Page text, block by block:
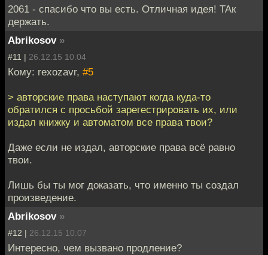
2061 - спасибо что вы есть. Отличная идея! ТАк
держать.
Abrikosov »
#11 | 26.12.15 10:04
Кому: rexozavr, #5
> авторские права наступают когда куда-то
обратился с просьбой зарегестрировать их, или
издал книжку и автоматом все права твои?
Даже если не издал, авторские права всё равно
твои.
Лишь бы ты мог доказать, что именно ты создал
произведение.
Abrikosov »
#12 | 26.12.15 10:07
Интересно, чем вызвано продление?